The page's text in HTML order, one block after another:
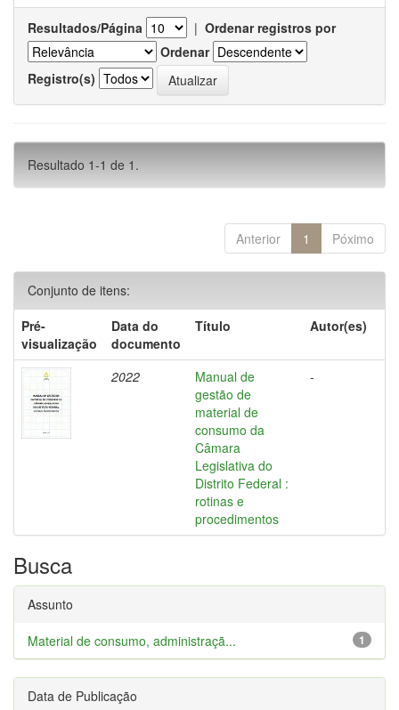
Resultados/Página | Ordenar registros por
Ordenar
Registro(s)
Resultado 1-1 de 1.
Anterior 1 Póximo
Conjunto de itens:
Pré-
visualização
Data do
documento
Título Autor(es)
2022
Manual de
gestão de
material de
consumo da
Câmara
Legislativa do
Distrito Federal :
rotinas e
procedimentos
-
Busca
Assunto
1
Material de consumo, administraçã...
Data de Publicação